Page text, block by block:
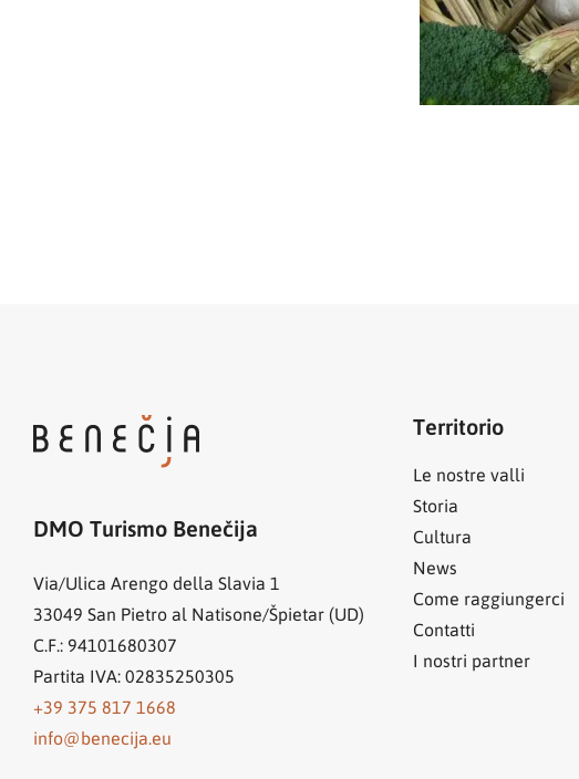
DMO Turismo Benečija
Via/Ulica Arengo della Slavia 1
33049 San Pietro al Natisone/Špietar (UD)
C.F.: 94101680307
Partita IVA: 02835250305
+39 375 817 1668
info@benecija.eu
Territorio
Le nostre valli
Storia
Cultura
News
Come raggiungerci
Contatti
I nostri partner